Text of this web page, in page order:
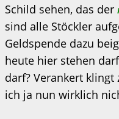
Schild sehen, das der
sind alle Stöckler
Geldspende dazu
heute hier stehen
darf? Verankert
ich ja nun wirklich